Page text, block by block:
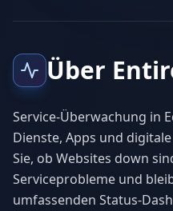
Über
Service-Überwachung in
Dienste, Apps und
Sie, ob Websites down
Serviceprobleme und
umfassenden Status-